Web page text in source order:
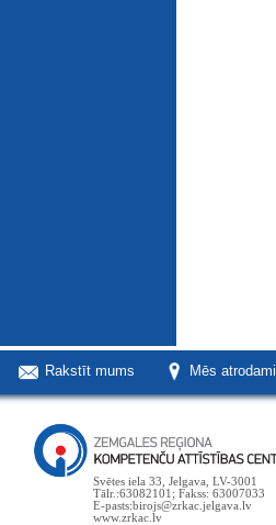
Rakstīt mums Mēs
Svētes iela 33, Jelgava, LV-3001
Tālr.:63082101; Fakss: 63007033
E-pasts:birojs@zrkac.jelgava.lv
www.zrkac.lv